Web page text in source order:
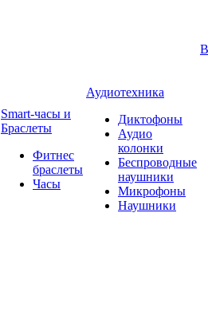
Smart-часы и
Браслеты
Фитнес
браслеты
Часы
Аудиотехника
Диктофоны
Аудио
колонки
Беспроводные
наушники
Микрофоны
Наушники